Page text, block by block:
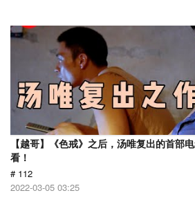
【越哥】《色戒》之后，汤唯复出的首部
看！
# 112
2022-03-05 03:25